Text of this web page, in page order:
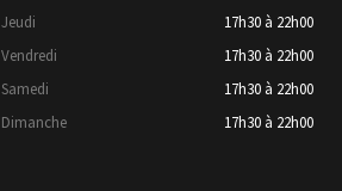
Jeudi
17h30 à 22h00
Vendredi
17h30 à 22h00
Samedi
17h30 à 22h00
Dimanche
17h30 à 22h00